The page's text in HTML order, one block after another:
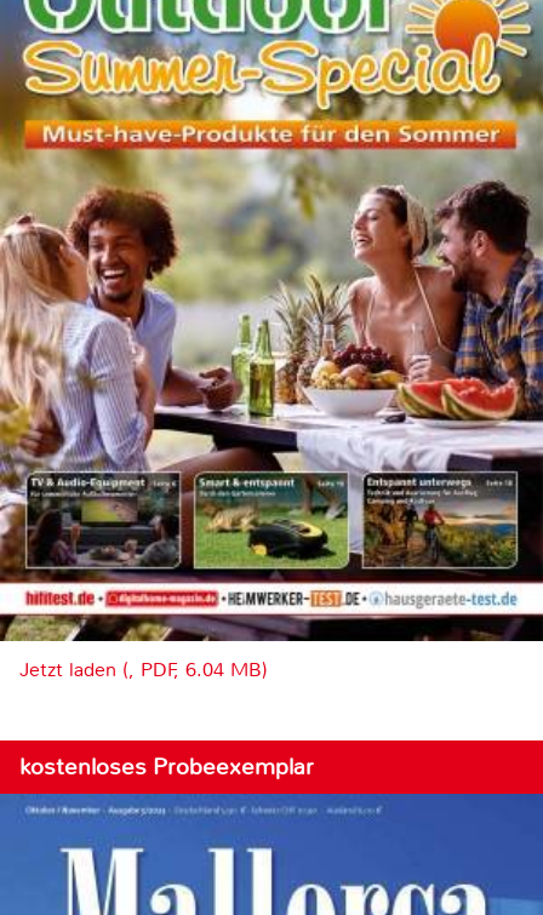
Jetzt laden (, PDF, 6.04 MB)
kostenloses Probeexemplar